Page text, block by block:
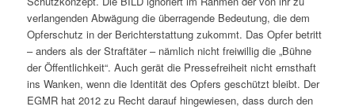
verlangenden Abwägung die überragende Bedeutung, die dem
Opferschutz in der Berichterstattung zukommt. Das Opfer betritt
– anders als der Straftäter – nämlich nicht freiwillig die „Bühne
der Öffentlichkeit“. Auch gerät die Pressefreiheit nicht ernsthaft
ins Wanken, wenn die Identität des Opfers geschützt bleibt. Der
EGMR hat 2012 zu Recht darauf hingewiesen, dass durch den